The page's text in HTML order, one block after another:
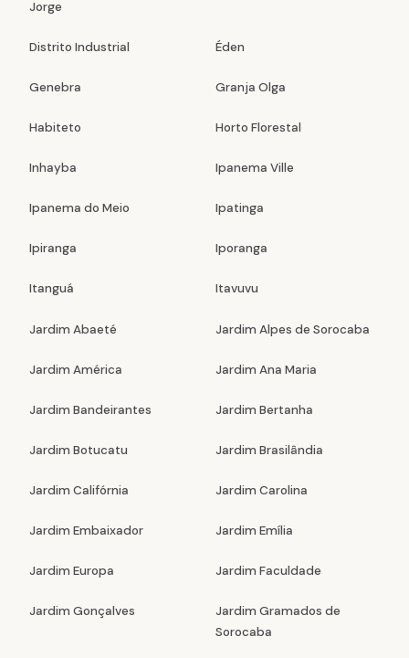
Jorge
Distrito Industrial Éden
Genebra Granja Olga
Habiteto Horto Florestal
Inhayba Ipanema Ville
Ipanema do Meio Ipatinga
Ipiranga Iporanga
Itanguá Itavuvu
Jardim Abaeté Jardim Alpes de Sorocaba
Jardim América Jardim Ana Maria
Jardim Bandeirantes Jardim Bertanha
Jardim Botucatu Jardim Brasilândia
Jardim Califórnia Jardim Carolina
Jardim Embaixador Jardim Emília
Jardim Europa Jardim Faculdade
Jardim Gonçalves
Jardim Gramados de
Sorocaba